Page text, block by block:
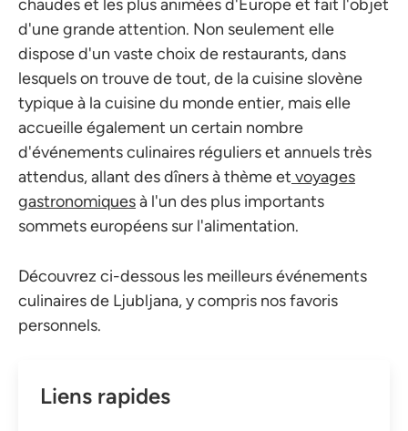
chaudes et les plus animées d'Europe et fait l'objet
d'une grande attention. Non seulement elle
dispose d'un vaste choix de restaurants, dans
lesquels on trouve de tout, de la cuisine slovène
typique à la cuisine du monde entier, mais elle
accueille également un certain nombre
d'événements culinaires réguliers et annuels très
attendus, allant des dîners à thème et voyages
gastronomiquesà l'un des plus importants
sommets européens sur l'alimentation.
Découvrez ci-dessous les meilleurs événements
culinaires de Ljubljana, y compris nos favoris
personnels.
Liens rapides